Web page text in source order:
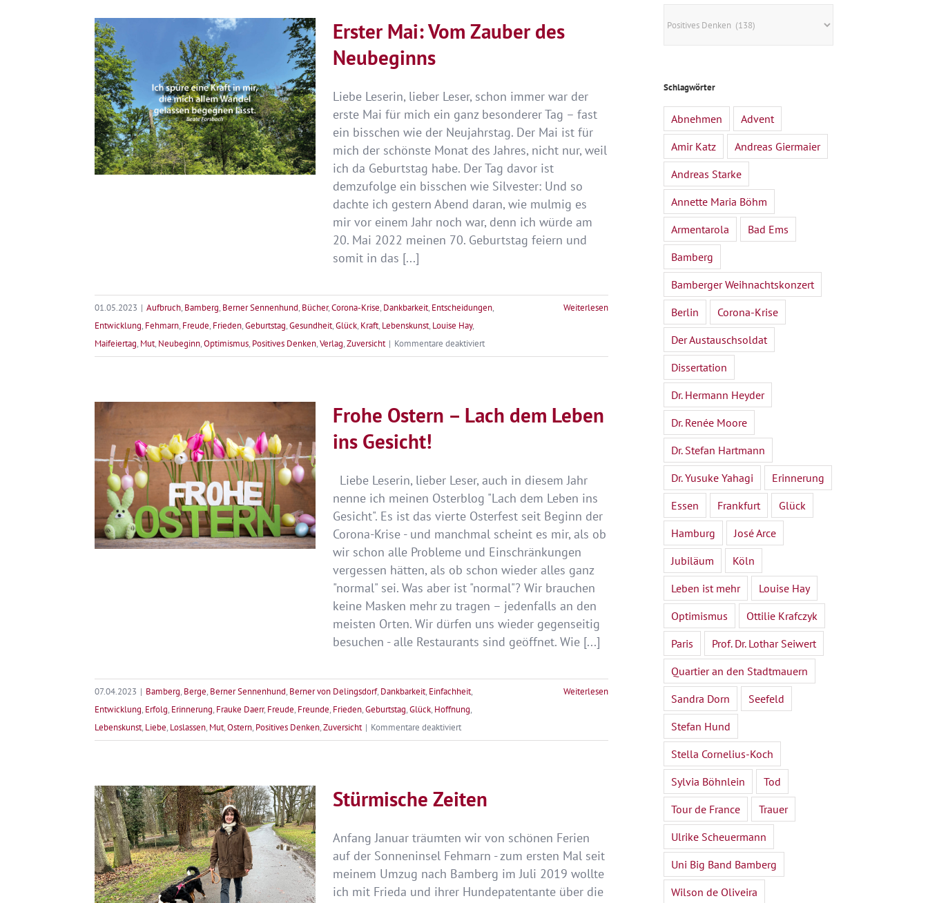
Frieda
Erster Mai: Vom Zauber des
Neubeginns
Liebe Leserin, lieber Leser, schon immer war der
erste Mai für mich ein ganz besonderer Tag – fast
ein bisschen wie der Neujahrstag. Der Mai ist für
mich der schönste Monat des Jahres, nicht nur, weil
ich da Geburtstag habe. Der Tag davor ist
demzufolge ein bisschen wie Silvester: Und so
dachte ich gestern Abend daran, wie mulmig es
mir vor einem Jahr noch war, denn ich würde am
20. Mai 2022 meinen 70. Geburtstag feiern und
somit in das [...]
01.05.2023 | Aufbruch, Bamberg, Berner Sennenhund, Bücher,Corona-Krise, Dankbarkeit, Entscheidungen,
Entwicklung, Fehmarn, Freude, Frieden,Geburtstag,Gesundheit,Glück, Kraft, Lebenskunst, Louise Hay,
Maifeiertag, Mut, Neubeginn,Optimismus, Positives Denken,Verlag,Zuversicht | Kommentare deaktiviertfür
Erster
Zauber
Weiterlesen
Frohe Ostern – Lach dem Leben
ins Gesicht!
Liebe Leserin, lieber Leser, auch in diesem Jahr
nenne ich meinen Osterblog "Lach dem Leben ins
Gesicht". Es ist das vierte Osterfest seit Beginn der
Corona-Krise - und manchmal scheint es mir, als ob
wir schon alle Probleme und Einschränkungen
vergessen hätten, als ob schon wieder alles ganz
"normal" sei. Was aber ist "normal"? Wir brauchen
keine Masken mehr zu tragen – jedenfalls an den
meisten Orten. Wir dürfen uns wieder gegenseitig
besuchen - alle Restaurants sind geöffnet. Wie [...]
07.04.2023 | Bamberg, Berge, Berner Sennenhund, Berner von Delingsdorf, Dankbarkeit, Einfachheit,
Entwicklung, Erfolg, Erinnerung, Frauke Daerr, Freude, Freunde, Frieden,Geburtstag,Glück, Hoffnung,
Lebenskunst, Liebe, Loslassen, Mut,Ostern, Positives Denken,Zuversicht | Kommentare deaktiviertfür
Frohe
Lach
Leben
ins
Gesicht!
Weiterlesen
Stürmische Zeiten
Anfang Januar träumten wir von schönen Ferien
auf der Sonneninsel Fehmarn - zum ersten Mal seit
meinem Umzug nach Bamberg im Juli 2019 wollte
ich mit Frieda und ihrer Hundepatentante über die
Schlagwörter
Abnehmen
Advent
Amir Katz
Andreas Giermaier
Andreas Starke
Annette Maria Böhm
Armentarola
Bad Ems
Bamberg
Bamberger Weihnachtskonzert
Berlin
Corona-Krise
Der Austauschsoldat
Dissertation
Dr. Hermann Heyder
Dr. Renée Moore
Dr. Stefan Hartmann
Dr. Yusuke Yahagi
Erinnerung
Essen
Frankfurt
Glück
Hamburg
José Arce
Jubiläum
Köln
Leben ist mehr
Louise Hay
Optimismus
Ottilie Krafczyk
Paris
Prof. Dr. Lothar Seiwert
Quartier an den Stadtmauern
Sandra Dorn
Seefeld
Stefan Hund
Stella Cornelius-Koch
Sylvia Böhnlein
Tod
Tour de France
Trauer
Ulrike Scheuermann
Uni Big Band Bamberg
Wilson de Oliveira